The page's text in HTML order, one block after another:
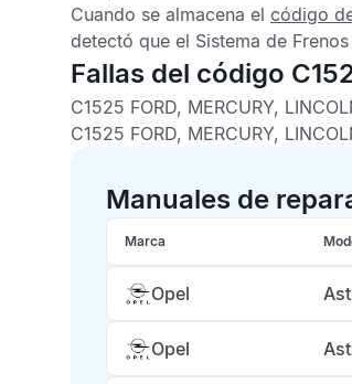
Cuando se almacena el código
detectó que el Sistema de
Fallas del código
C1525 FORD, MERCURY,
C1525 FORD, MERCURY,
Manuales de
Marca
Opel
Opel